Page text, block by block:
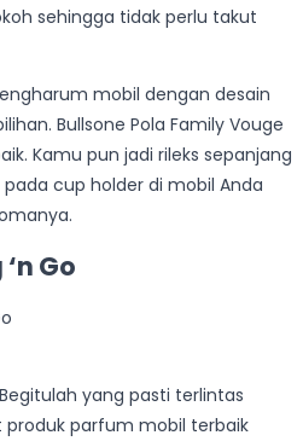
sehingga tidak perlu takut
mobil dengan desain
Bullsone Pola Family Vouge
Kamu pun jadi rileks sepanjang
cup holder di mobil Anda
Go
yang pasti terlintas
parfum mobil terbaik